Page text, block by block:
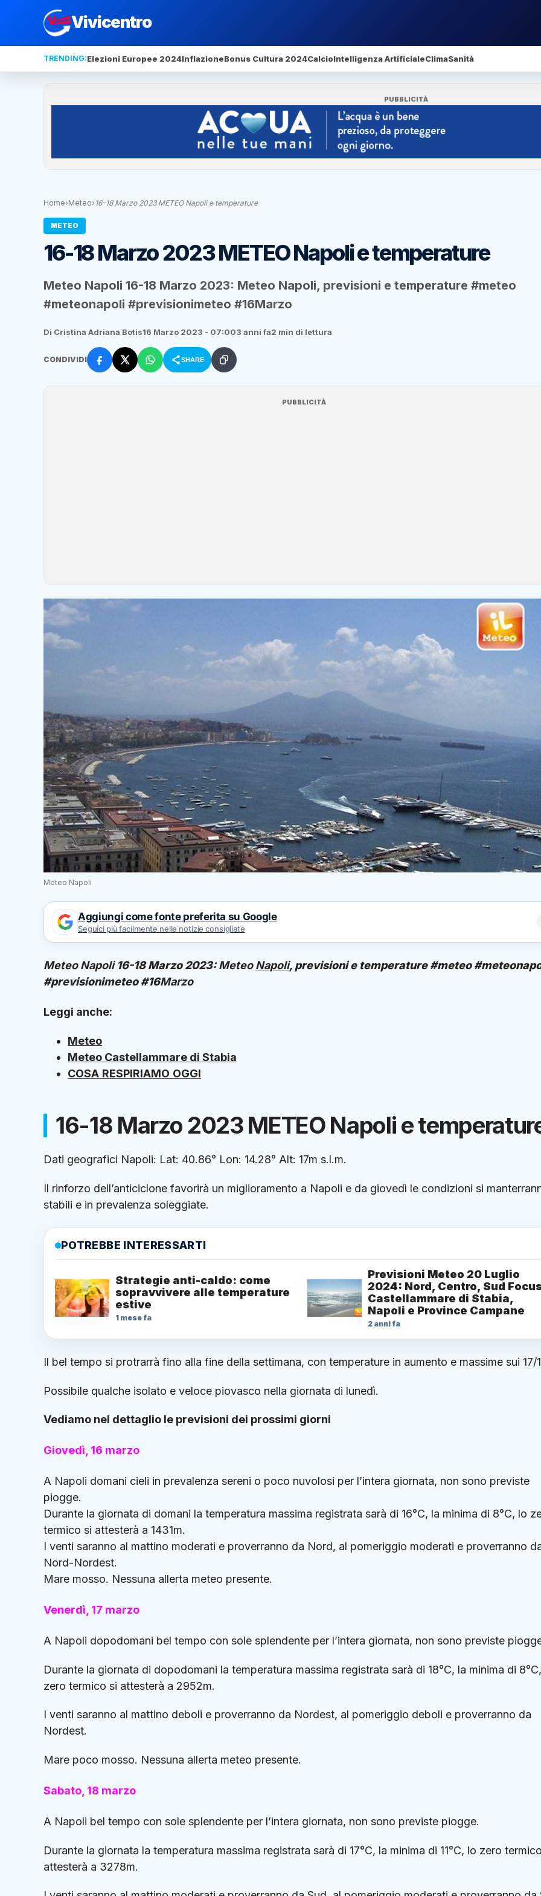
Vivicentro
TRENDING:Elezioni Europee 2024InflazioneBonus Cultura 2024CalcioIntelligenza ArtificialeClimaSanità
PUBBLICITÀ
Home›Meteo› 16-18 Marzo 2023 METEO Napoli e temperature
METEO
16-18 Marzo 2023 METEO Napoli e temperature
Meteo Napoli 16-18 Marzo 2023: Meteo Napoli, previsioni e temperature #meteo
#meteonapoli #previsionimeteo #16Marzo
Di Cristina Adriana Botis16 Marzo 2023 - 07:003 anni fa2 min di lettura
CONDIVIDI SHARE
PUBBLICITÀ
Meteo Napoli
Aggiungi come fonte preferita su Google
Seguici più facilmente nelle notizie consigliate
Meteo Napoli 16-18 Marzo 2023:MeteoNapoli, previsioni e temperature #meteo
#previsionimeteo #16Marzo
Leggi anche:
Meteo
Meteo Castellammare di Stabia
COSA RESPIRIAMO OGGI
16-18 Marzo 2023 METEO Napoli e
Dati geografici Napoli: Lat: 40.86° Lon: 14.28° Alt: 17m s.l.m.
Il rinforzo dell’anticiclone favorirà un miglioramento a Napoli e da giovedì le condizioni si
stabili e in prevalenza soleggiate.
POTREBBE INTERESSARTI
Strategie anti-caldo: come
sopravvivere alle temperature
estive
1 mese fa
Previsioni Meteo 20 Luglio
2024: Nord, Centro, Sud
Castellammare di Stabia,
Napoli e Province Campane
2 anni fa
Il bel tempo si protrarrà fino alla fine della settimana, con temperature in aumento e massime sui 17/
Possibile qualche isolato e veloce piovasco nella giornata di lunedì.
Vediamo nel dettaglio le previsioni dei prossimi giorni
Giovedì, 16 marzo
A Napoli domani cieli in prevalenza sereni o poco nuvolosi per l’intera giornata, non sono previste
piogge.
Durante la giornata di domani la temperatura massima registrata sarà di 16°C, la minima di 8°C, lo
termico si attesterà a 1431m.
I venti saranno al mattino moderati e proverranno da Nord, al pomeriggio moderati e proverranno
Nord-Nordest.
Mare mosso. Nessuna allerta meteo presente.
Venerdì, 17 marzo
A Napoli dopodomani bel tempo con sole splendente per l’intera giornata, non sono previste
Durante la giornata di dopodomani la temperatura massima registrata sarà di 18°C, la minima di
zero termico si attesterà a 2952m.
I venti saranno al mattino deboli e proverranno da Nordest, al pomeriggio deboli e proverranno da
Nordest.
Mare poco mosso. Nessuna allerta meteo presente.
Sabato, 18 marzo
A Napoli bel tempo con sole splendente per l’intera giornata, non sono previste piogge.
Durante la giornata la temperatura massima registrata sarà di 17°C, la minima di 11°C, lo zero
attesterà a 3278m.